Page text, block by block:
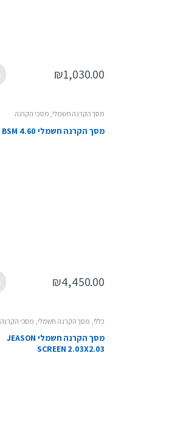
₪1,030.00
מסך הקרנה חשמלי, מסכי הקרנה
מסך הקרנה חשמלי BSM 4.60
₪4,450.00
כללי מסך הקרנה חשמלי מסכי הקרנה
מסך הקרנה חשמלי JEASON
SCREEN 2.03X2.03